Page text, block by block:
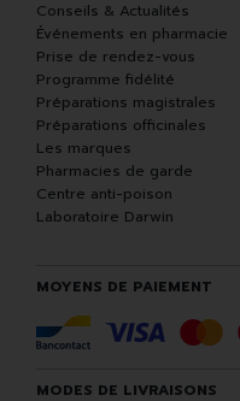
Conseils & Actualités
Événements en pharmacie
Prise de rendez-vous
Programme fidélité
Préparations magistrales
Préparations officinales
Les marques
Pharmacies de garde
Centre anti-poison
Laboratoire Darwin
MOYENS DE PAIEMENT
MODES DE LIVRAISONS